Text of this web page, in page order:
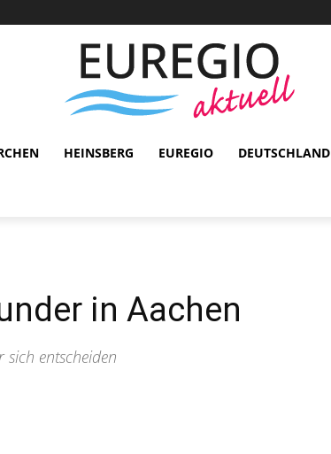
HEINSBERG EUREGIO DEUTSCHLAND
in Aachen
entscheiden